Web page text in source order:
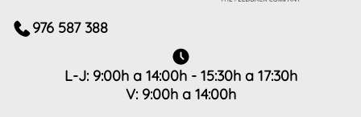
976 587 388
L-J: 9:00h a 14:00h - 15:30h a 17:30h
V: 9:00h a 14:00h